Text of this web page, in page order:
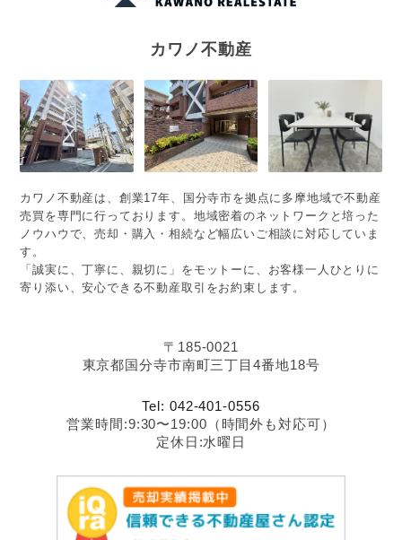
カワノ不動産
カワノ不動産は、創業17年、国分寺市を拠点に多摩地域で不動産
売買を専門に行っております。地域密着のネットワークと培った
ノウハウで、売却・購入・相続など幅広いご相談に対応していま
す。
「誠実に、丁寧に、親切に」をモットーに、お客様一人ひとりに
寄り添い、安心できる不動産取引をお約束します。
〒185-0021
東京都国分寺市南町三丁目4番地18号
Tel: 042-401-0556
営業時間:9:30〜19:00（時間外も対応可）
定休日:水曜日